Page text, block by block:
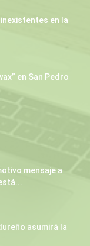
en la
en San Pedro
mensaje a
asumirá la